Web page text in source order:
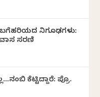
ಬಗೆಹರಿಯದ ನಿಗೂಢಗಳು:
ಸರಣಿ
ಕೆಟ್ಟಿದ್ದಾರೆ: ಪ್ರೊ.